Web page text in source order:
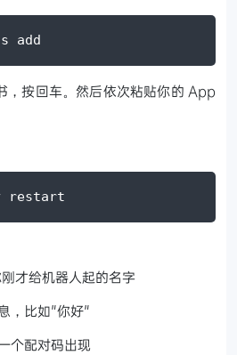
add
，按回车。然后依次粘贴你的 App
restart
才给机器人起的名字
，比如"你好"
个配对码出现